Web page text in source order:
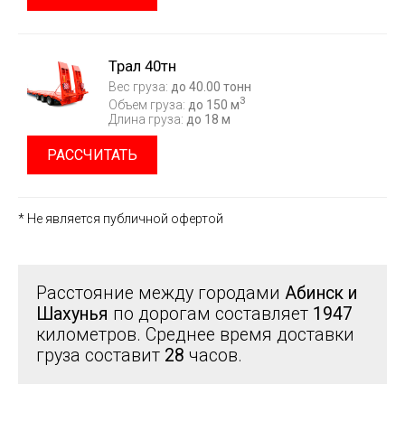
Трал 40тн
Вес груза: до 40.00 тонн
Объем груза: до 150 м3
Длина груза: до 18 м
РАССЧИТАТЬ
* Не является публичной офертой
Расстояние между городами Абинск и
Шахунья по дорогам составляет 1947
километров. Среднее время доставки
груза составит 28 часов.